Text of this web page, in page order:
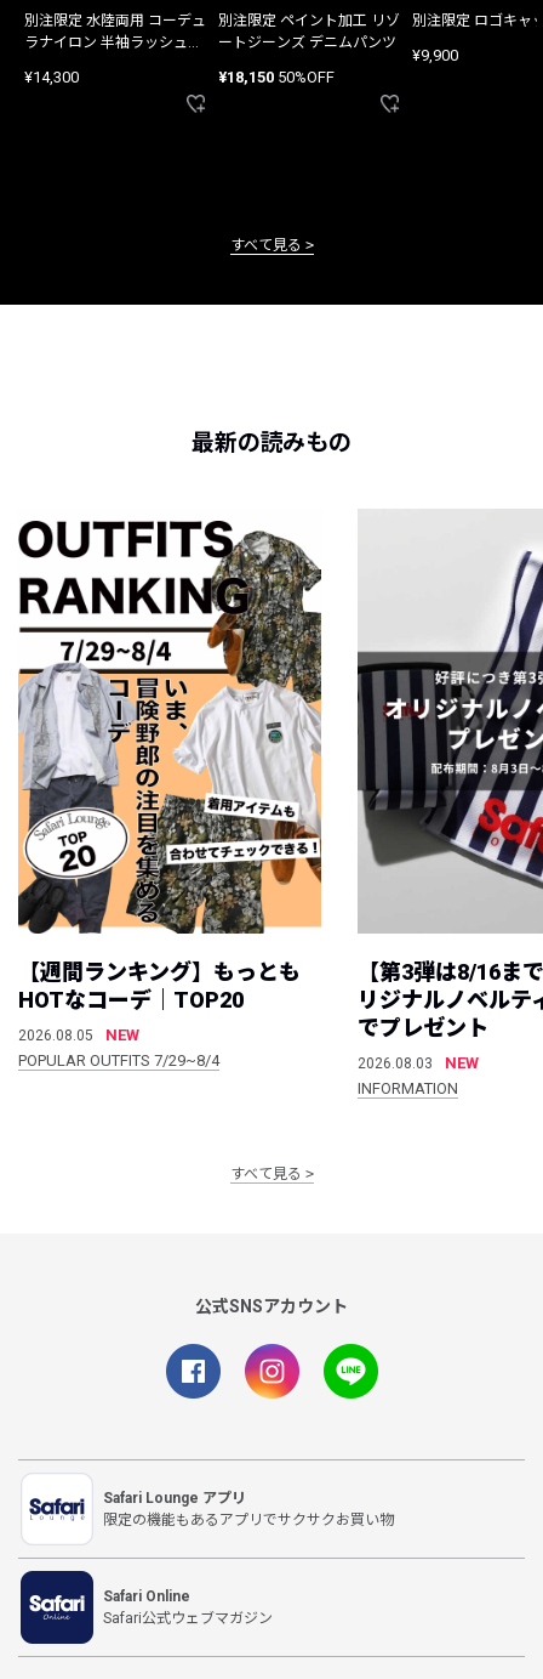
別注限定 水陸両用 コーデュ
ラナイロン 半袖ラッシュガ
¥14,300
別注限定 ペイント加工 リゾ
ートジーンズ デニムパンツ
¥18,150 50%OFF
別注限定 ロゴキャ
¥9,900
すべて見る
最新の読みもの
【週間ランキング】もっとも
HOTなコーデ｜TOP20
2026.08.05
NEW
POPULAR OUTFITS 7/29~8/4
【第3弾は8/16ま
リジナルノベルテ
でプレゼント
2026.08.03
NEW
INFORMATION
すべて見る
公式SNSアカウント
Safari Lounge アプリ
限定の機能もあるアプリでサクサクお買い物
Safari Online
Safari公式ウェブマガジン